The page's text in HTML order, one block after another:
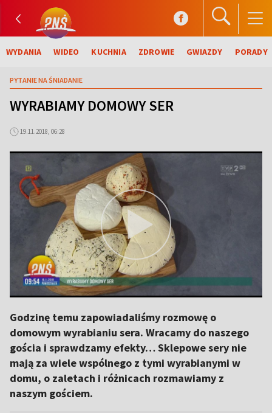
WYDANIA WIDEO KUCHNIA ZDROWIE GWIAZDY PORADY
PYTANIE NA ŚNIADANIE
WYRABIAMY DOMOWY SER
19.11.2018, 06:28
Godzinę temu zapowiadaliśmy rozmowę o
domowym wyrabianiu sera. Wracamy do naszego
gościa i sprawdzamy efekty… Sklepowe sery nie
mają za wiele wspólnego z tymi wyrabianymi w
domu, o zaletach i różnicach rozmawiamy z
naszym gościem.